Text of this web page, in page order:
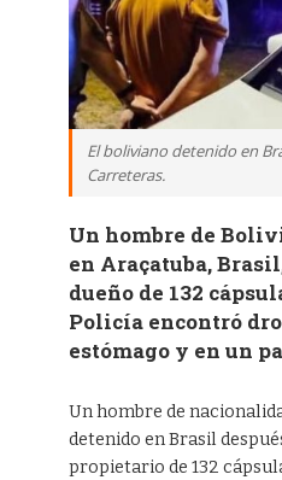
El boliviano detenido en
Carreteras.
Un hombre de
en Araçatuba,
dueño de 132
Policía encontró
estómago y en un
Un hombre de
detenido en Brasil
propietario de 132